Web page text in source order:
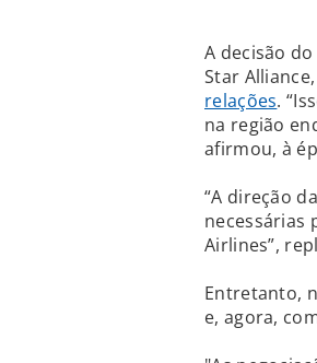
A decisão
Star Alliance,
relações.
na região
afirmou, à
“A direção
necessárias
Airlines”,
Entretanto,
e, agora,